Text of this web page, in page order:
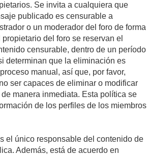
Se invita a cualquiera que
publicado es censurable a
o un moderador del foro de forma
del foro se reservan el
censurable, dentro de un período
determinan que la eliminación es
manual, así que, por favor,
ser capaces de eliminar o modificar
manera inmediata. Esta política se
de los perfiles de los miembros
el único responsable del contenido de
Además, está de acuerdo en